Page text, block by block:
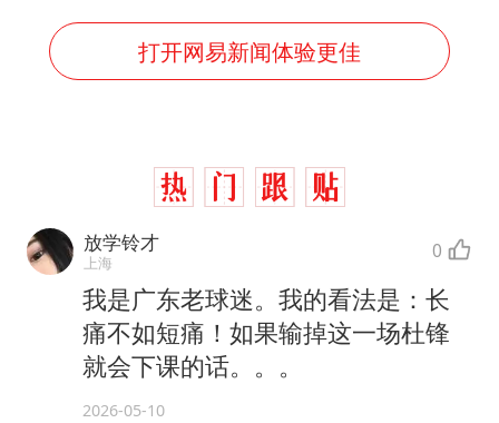
打开网易新闻体验更佳
放学铃才
上海 0
我是广东老球迷。我的看法是：长
痛不如短痛！如果输掉这一场杜锋
就会下课的话。。。
2026-05-10